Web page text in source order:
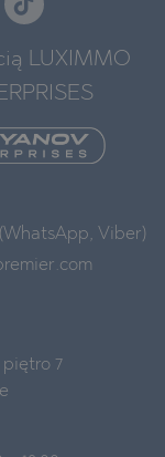
LUXIMMO
Viber)
piętro 7